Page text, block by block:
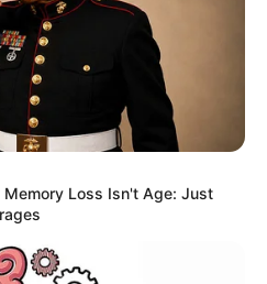
Loss Isn't Age: Just